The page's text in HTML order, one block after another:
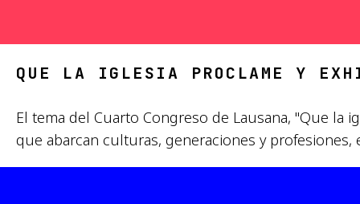
QUE LA IGLESIA PROCLAME Y
El tema del Cuarto Congreso de Lausana, "Que la
que abarcan culturas, generaciones y